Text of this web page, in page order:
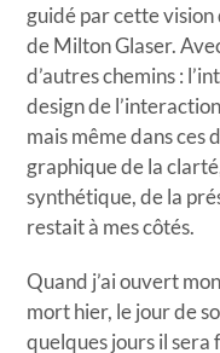
guidé par cette vision
de Milton Glaser.
d’autres chemins :
design de
mais même dans ces
graphique de la
synthétique, de la
restait à mes côtés.
Quand j’ai ouvert
mort hier, le jour de
quelques jours il